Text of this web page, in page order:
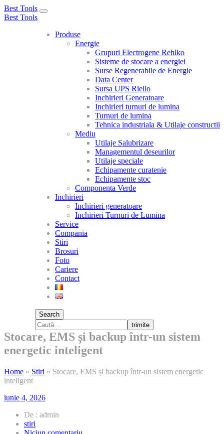
Best Tools
Toggle
Best Tools
Produse
Energie
Grupuri Electrogene Rehlko
Sisteme de stocare a energiei
Surse Regenerabile de Energie
Data Center
Sursa UPS Riello
Inchirieri Generatoare
Inchirieri turnuri de lumina
Turnuri de lumina
Tehnica industriala & Utilaje constructii
Mediu
Utilaje Salubrizare
Managementul deseurilor
Utilaje speciale
Echipamente curatenie
Echipamente stoc
Componenta Verde
Inchirieri
Inchirieri generatoare
Inchirieri Turnuri de Lumina
Service
Compania
Stiri
Brosuri
Foto
Cariere
Contact
Search
trimite
Stocare, EMS și backup într-un sistem
energetic inteligent
Home » Stiri » Stocare, EMS și backup într-un sistem energetic
inteligent
iunie 4, 2026
De : admin
stiri